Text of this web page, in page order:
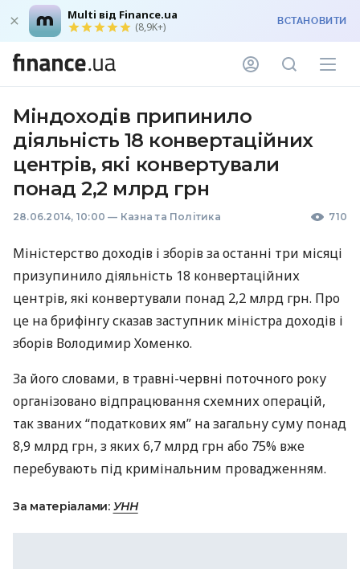
Multi від Finance.ua
(8,9K+) ВСТАНОВИТИ
Міндоходів припинило
діяльність 18 конвертаційних
центрів, які конвертували
понад 2,2 млрд грн
28.06.2014, 10:00 — Казна та Політика 710
Міністерство доходів і зборів за останні три місяці
призупинило діяльність 18 конвертаційних
центрів, які конвертували понад 2,2 млрд грн. Про
це на брифінгу сказав заступник міністра доходів і
зборів Володимир Хоменко.
За його словами, в травні-червні поточного року
організовано відпрацювання схемних операцій,
так званих “податкових ям” на загальну суму понад
8,9 млрд грн, з яких 6,7 млрд грн або 75% вже
перебувають під кримінальним провадженням.
За матеріалами: УНН